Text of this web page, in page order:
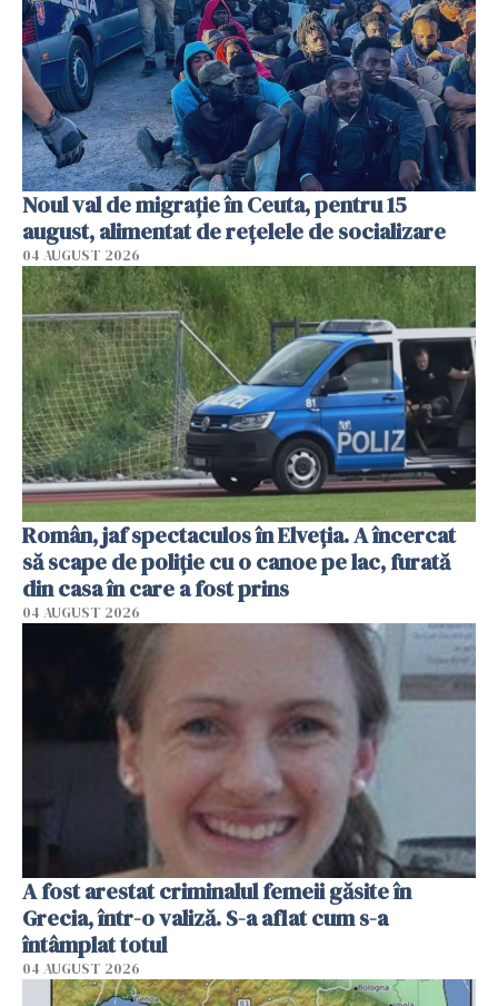
Noul val de migrație în Ceuta, pentru 15
august, alimentat de rețelele de socializare
04 AUGUST 2026
Român, jaf spectaculos în Elveția. A încercat
să scape de poliție cu o canoe pe lac, furată
din casa în care a fost prins
04 AUGUST 2026
A fost arestat criminalul femeii găsite în
Grecia, într-o valiză. S-a aflat cum s-a
întâmplat totul
04 AUGUST 2026